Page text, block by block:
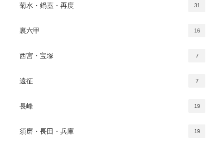
菊水・鍋蓋・再度 31
裏六甲 16
西宮・宝塚 7
遠征 7
長峰 19
須磨・長田・兵庫 19